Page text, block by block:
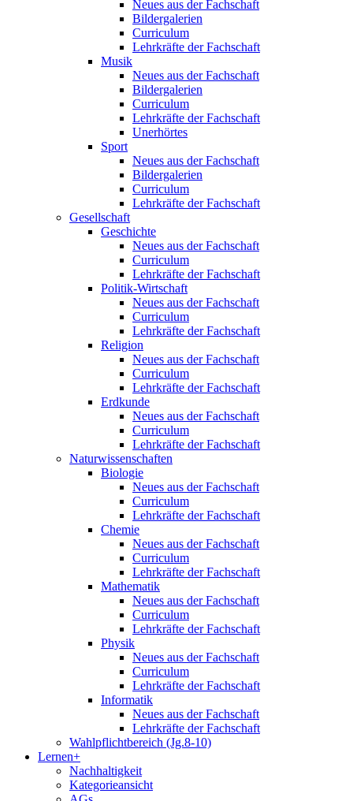
Neues aus der Fachschaft
Bildergalerien
Curriculum
Lehrkräfte der Fachschaft
Musik
Neues aus der Fachschaft
Bildergalerien
Curriculum
Lehrkräfte der Fachschaft
Unerhörtes
Sport
Neues aus der Fachschaft
Bildergalerien
Curriculum
Lehrkräfte der Fachschaft
Gesellschaft
Geschichte
Neues aus der Fachschaft
Curriculum
Lehrkräfte der Fachschaft
Politik-Wirtschaft
Neues aus der Fachschaft
Curriculum
Lehrkräfte der Fachschaft
Religion
Neues aus der Fachschaft
Curriculum
Lehrkräfte der Fachschaft
Erdkunde
Neues aus der Fachschaft
Curriculum
Lehrkräfte der Fachschaft
Naturwissenschaften
Biologie
Neues aus der Fachschaft
Curriculum
Lehrkräfte der Fachschaft
Chemie
Neues aus der Fachschaft
Curriculum
Lehrkräfte der Fachschaft
Mathematik
Neues aus der Fachschaft
Curriculum
Lehrkräfte der Fachschaft
Physik
Neues aus der Fachschaft
Curriculum
Lehrkräfte der Fachschaft
Informatik
Neues aus der Fachschaft
Lehrkräfte der Fachschaft
Wahlpflichtbereich (Jg.8-10)
Lernen+
Nachhaltigkeit
Kategorieansicht